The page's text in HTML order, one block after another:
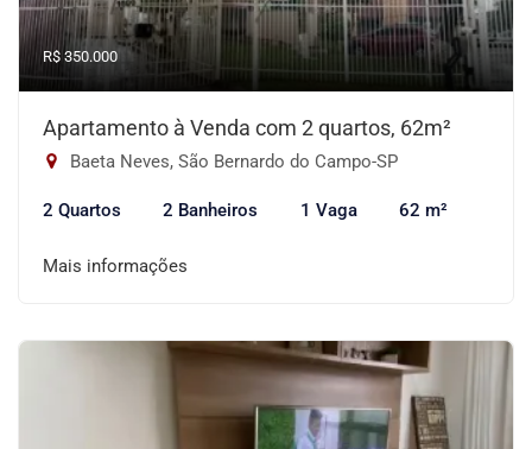
R$ 350.000
Apartamento à Venda com 2 quartos, 62m²
Baeta Neves, São Bernardo do Campo-SP
2 Quartos 2 Banheiros 1 Vaga 62 m²
Mais informações